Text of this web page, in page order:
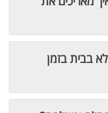
בבית בזמן